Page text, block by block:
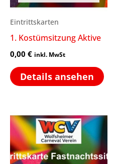
Eintrittskarten
1. Kostümsitzung Aktive
0,00 € inkl. MwSt
Details ansehen